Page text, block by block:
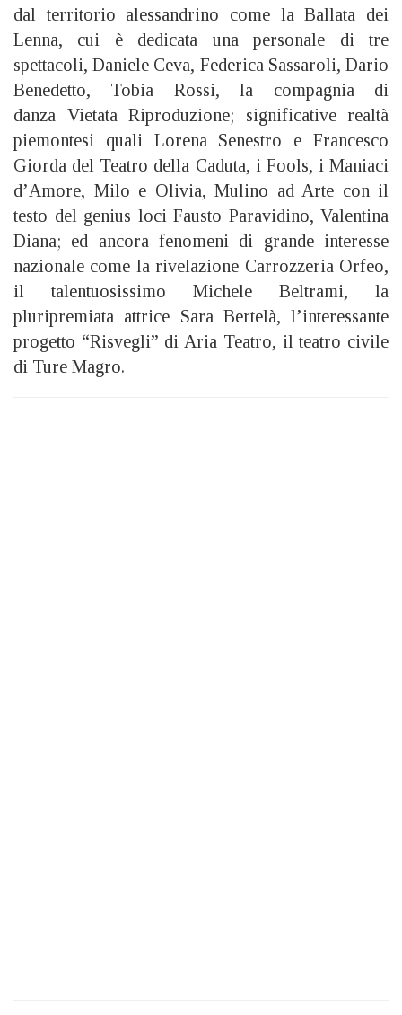
dal territorio alessandrino come la Ballata dei
Lenna, cui è dedicata una personale di tre
spettacoli, Daniele Ceva, Federica Sassaroli, Dario
Benedetto, Tobia Rossi, la compagnia di
danza Vietata Riproduzione; significative realtà
piemontesi quali Lorena Senestro e Francesco
Giorda del Teatro della Caduta, i Fools, i Maniaci
d’Amore, Milo e Olivia, Mulino ad Arte con il
testo del genius loci Fausto Paravidino, Valentina
Diana; ed ancora fenomeni di grande interesse
nazionale come la rivelazione Carrozzeria Orfeo,
il talentuosissimo Michele Beltrami, la
pluripremiata attrice Sara Bertelà, l’interessante
progetto “Risvegli” di Aria Teatro, il teatro civile
di Ture Magro.